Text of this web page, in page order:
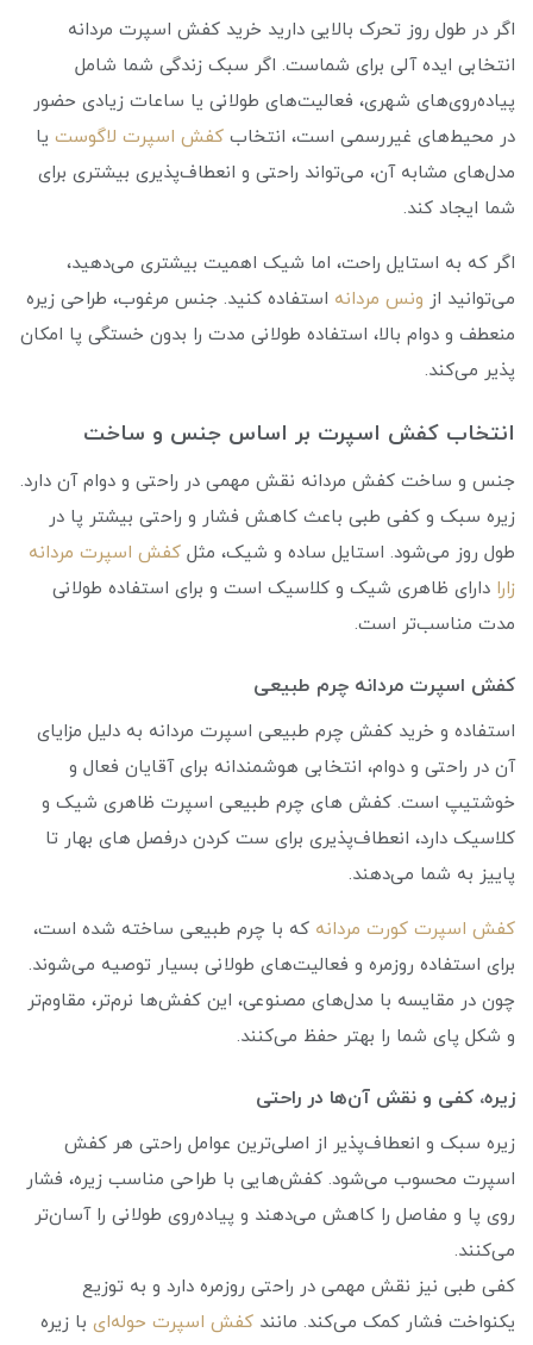
اگر در طول روز تحرک بالایی دارید خرید کفش اسپرت مردانه
انتخابی ایده آلی برای شماست. اگر سبک زندگی شما شامل
پیاده‌روی‌های شهری، فعالیت‌های طولانی یا ساعات زیادی حضور
در محیط‌های غیررسمی است، انتخاب کفش اسپرت لاگوست یا
مدل‌های مشابه آن، می‌تواند راحتی و انعطاف‌پذیری بیشتری برای
شما ایجاد کند.
اگر که به استایل راحت، اما شیک اهمیت بیشتری می‌دهید،
می‌توانید از ونس مردانه استفاده کنید. جنس مرغوب، طراحی زیره
منعطف و دوام بالا، استفاده طولانی مدت را بدون خستگی پا امکان
پذیر می‌کند.
انتخاب کفش اسپرت بر اساس جنس و ساخت
جنس و ساخت کفش مردانه نقش مهمی در راحتی و دوام آن دارد.
زیره سبک و کفی طبی باعث کاهش فشار و راحتی بیشتر پا در
طول روز می‌شود. استایل ساده و شیک، مثل کفش اسپرت مردانه
زارا دارای ظاهری شیک و کلاسیک است و برای استفاده طولانی‌
مدت مناسب‌تر است.
کفش اسپرت مردانه چرم طبیعی
استفاده و خرید کفش چرم طبیعی اسپرت مردانه به دلیل مزایای
آن در راحتی و دوام، انتخابی هوشمندانه برای آقایان فعال و
خوشتیپ است. کفش های چرم طبیعی اسپرت ظاهری شیک و
کلاسیک دارد، انعطاف‌پذیری برای ست کردن درفصل های بهار تا
پاییز به شما می‌دهند.
کفش اسپرت کورت مردانه که با چرم طبیعی ساخته شده‌ است،
برای استفاده روزمره و فعالیت‌های طولانی بسیار توصیه می‌شوند.
چون در مقایسه با مدل‌های مصنوعی، این کفش‌ها نرم‌تر، مقاوم‌تر
و شکل پای شما را بهتر حفظ می‌کنند.
زیره، کفی و نقش آن‌ها در راحتی
زیره سبک و انعطاف‌پذیر از اصلی‌ترین عوامل راحتی هر کفش
اسپرت محسوب می‌شود. کفش‌هایی با طراحی مناسب زیره، فشار
روی پا و مفاصل را کاهش می‌دهند و پیاده‌روی طولانی را آسان‌‌تر
می‌کنند.
کفی طبی نیز نقش مهمی در راحتی روزمره دارد و به توزیع
یکنواخت فشار کمک می‌کند. مانند کفش اسپرت حوله‌ای با زیره